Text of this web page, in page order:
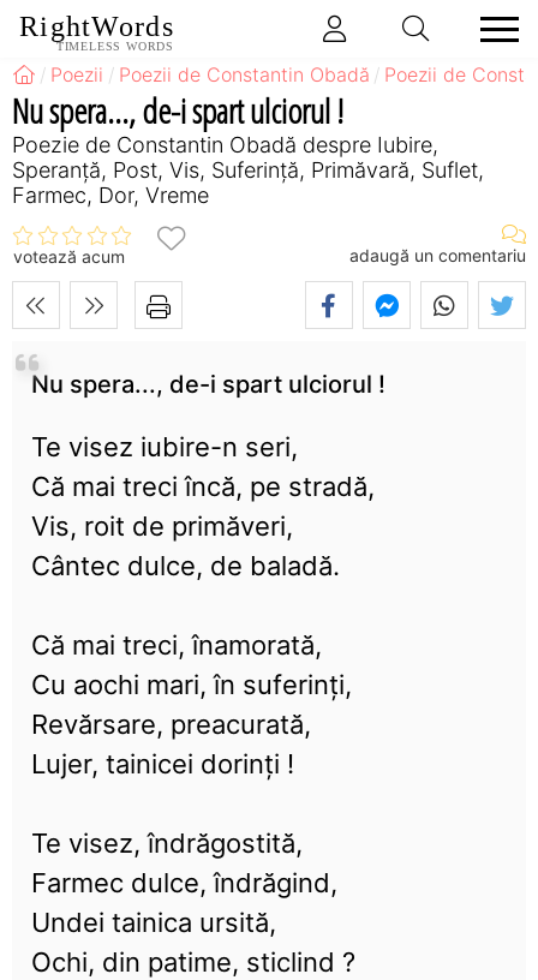
RightWords
TIMELESS WORDS
Poezii Poezii de Constantin Obadă Poezii de
Nu spera..., de-i spart ulciorul !
Poezie de Constantin Obadă despre Iubire,
Speranță, Post, Vis, Suferință, Primăvară, Suflet,
Farmec, Dor, Vreme
votează acum adaugă un comentariu
Nu spera..., de-i spart ulciorul !
Te visez iubire-n seri,
Că mai treci încă, pe stradă,
Vis, roit de primăveri,
Cântec dulce, de baladă.
Că mai treci, înamorată,
Cu aochi mari, în suferinți,
Revărsare, preacurată,
Lujer, tainicei dorinți !
Te visez, îndrăgostită,
Farmec dulce, îndrăgind,
Undei tainica ursită,
Ochi, din patime, sticlind ?